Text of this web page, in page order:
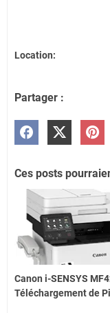
Location:
Partager :
Ces posts
Canon i-SENSYS
Téléchargement de